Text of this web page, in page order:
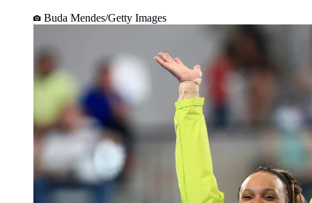
Buda Mendes/Getty Images